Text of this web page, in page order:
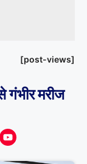
[post-views]
मरीज